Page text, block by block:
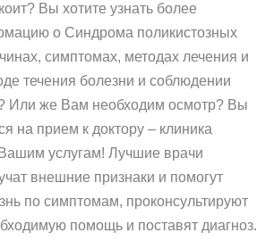
Вы хотите узнать более
о Синдрома поликистозных
симптомах, методах лечения и
течения болезни и соблюдении
Или же Вам необходим осмотр? Вы
на прием к доктору – клиника
услугам! Лучшие врачи
внешние признаки и помогут
по симптомам, проконсультируют
помощь и поставят диагноз.